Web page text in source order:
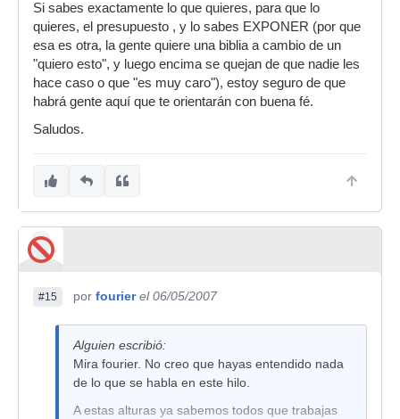
Si sabes exactamente lo que quieres, para que lo
quieres, el presupuesto , y lo sabes EXPONER (por que
esa es otra, la gente quiere una biblia a cambio de un
"quiero esto", y luego encima se quejan de que nadie les
hace caso o que "es muy caro"), estoy seguro de que
habrá gente aquí que te orientarán con buena fé.
Saludos.
#15 por fourier el 06/05/2007
Alguien escribió:
Mira fourier. No creo que hayas entendido nada
de lo que se habla en este hilo.
A estas alturas ya sabemos todos que trabajas